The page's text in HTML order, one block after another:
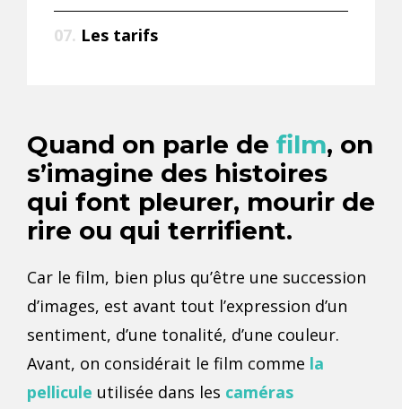
07. Les tarifs
Quand on parle de film, on
s’imagine des histoires
qui font pleurer, mourir de
rire ou qui terrifient.
Car le film, bien plus qu’être une succession
d’images, est avant tout l’expression d’un
sentiment, d’une tonalité, d’une couleur.
Avant, on considérait le film comme la
pellicule utilisée dans les caméras